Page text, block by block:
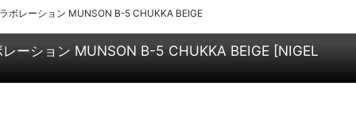
ボレーション MUNSON B-5 CHUKKA BEIGE
ーション MUNSON B-5 CHUKKA BEIGE [NIGEL